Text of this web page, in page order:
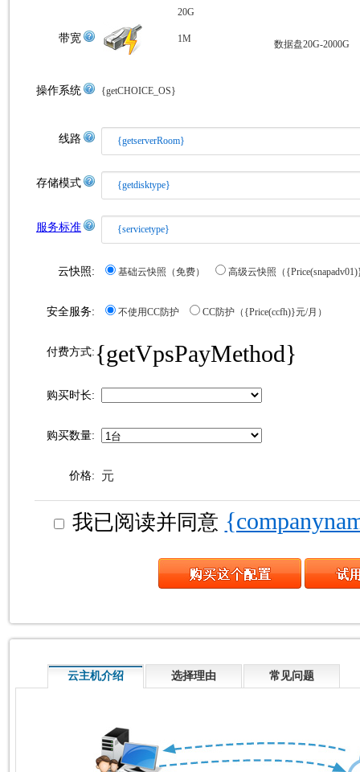
20G
数据盘20G-2000G
带宽 1M
操作系统 {getCHOICE_OS}
线路 {getserverRoom}
存储模式 {getdisktype}
服务标准 {servicetype}
云快照: 基础云快照（免费） 高级云快照（
安全服务: 不使用CC防护 CC防护（ {Price(ccfh)}元/月）
付费方式: {getVpsPayMethod}
购买时长:
购买数量:
价格: 元
我已阅读并同意
云主机介绍 选择理由 常见问题